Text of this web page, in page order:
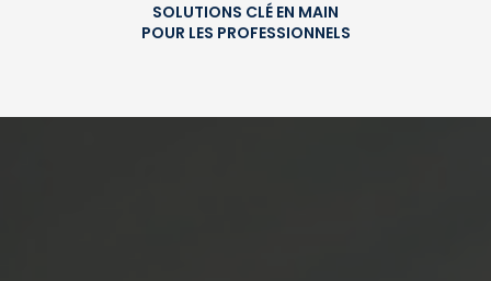
SOLUTIONS CLÉ EN MAIN
POUR LES PROFESSIONNELS